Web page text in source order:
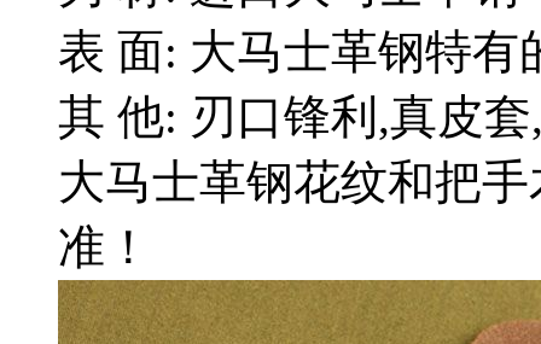
表 面: 大马士革钢特有
其 他: 刃口锋利,真皮
大马士革钢花纹和把
准！